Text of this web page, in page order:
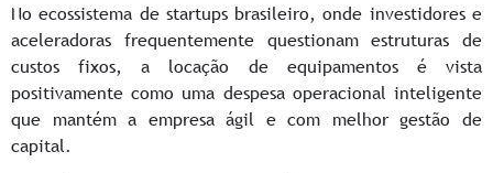
No ecossistema de startups brasileiro, onde investidores e
aceleradoras frequentemente questionam estruturas de
custos fixos, a locação de equipamentos é vista
positivamente como uma despesa operacional inteligente
que mantém a empresa ágil e com melhor gestão de
capital.